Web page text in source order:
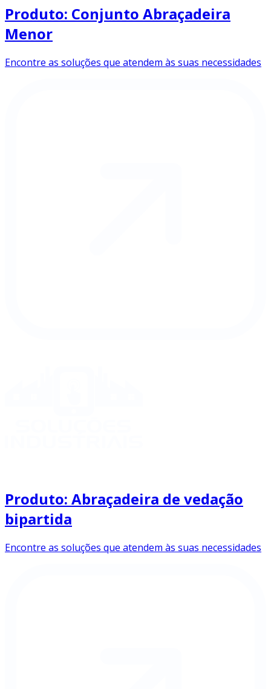
Produto: Conjunto Abraçadeira
Menor
Encontre as soluções que atendem às suas necessidades
Produto: Abraçadeira de vedação
bipartida
Encontre as soluções que atendem às suas necessidades